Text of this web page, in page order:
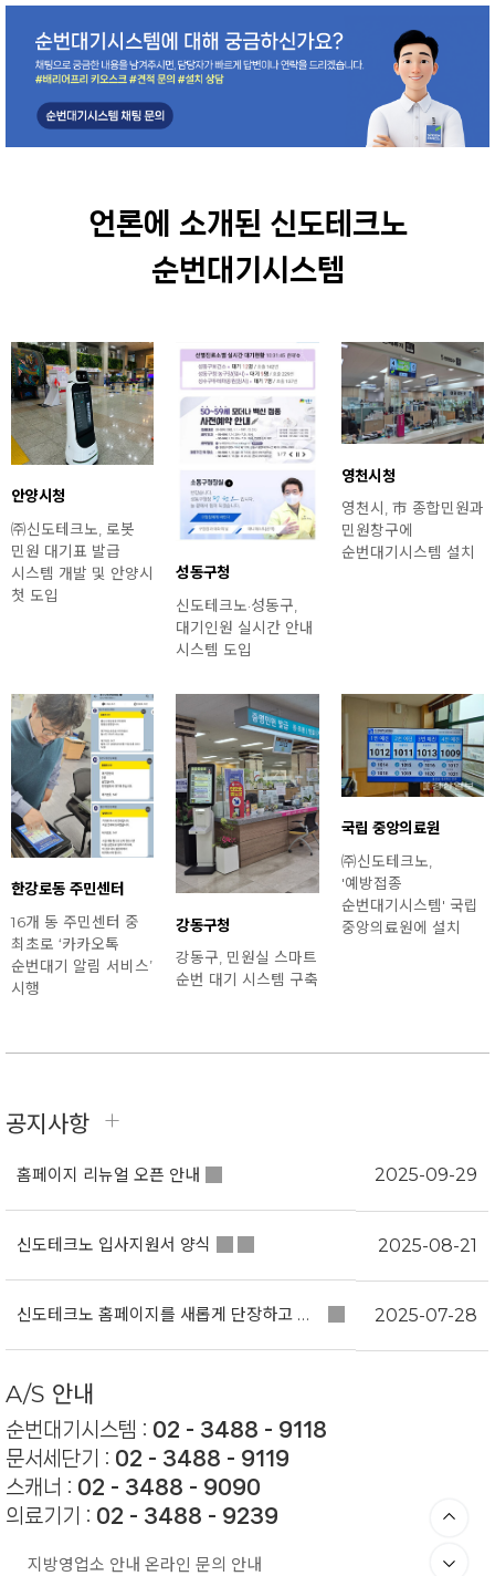
언론에 소개된 신도테크노
순번대기시스템
안양시청
㈜신도테크노, 로봇
민원 대기표 발급
시스템 개발 및 안양시
첫 도입
성동구청
신도테크노·성동구,
대기인원 실시간 안내
시스템 도입
영천시청
영천시, 市 종합민원과
민원창구에
순번대기시스템 설치
한강로동 주민센터
16개 동 주민센터 중
최초로 ‘카카오톡
순번대기 알림 서비스’
시행
강동구청
강동구, 민원실 스마트
순번 대기 시스템 구축
국립 중앙의료원
㈜신도테크노,
'예방접종
순번대기시스템' 국립
중앙의료원에 설치
공지사항 +
홈페이지 리뉴얼 오픈 안내 2025-09-29
신도테크노 입사지원서 양식 2025-08-21
신도테크노 홈페이지를 새롭게 단장하고 있습니다. 2025-07-28
A/S 안내
순번대기시스템 : 02 - 3488 - 9118
문서세단기 : 02 - 3488 - 9119
스캐너 : 02 - 3488 - 9090
의료기기 : 02 - 3488 - 9239
지방영업소 안내온라인 문의 안내